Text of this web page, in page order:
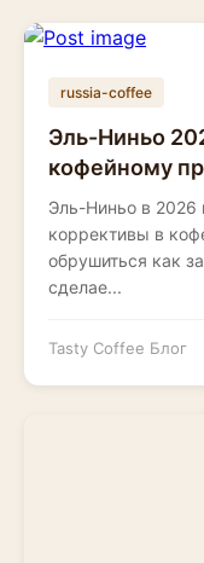
russia-coffee
Эль-Ниньо
кофейному
Эль-Ниньо в 2026
коррективы в
обрушиться как
сделае...
Tasty Coffee Блог